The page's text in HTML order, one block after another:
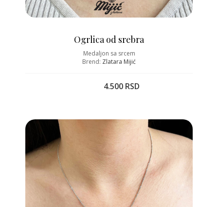
Ogrlica od srebra
Medaljon sa srcem
Brend: Zlatara Mijić
4.500 RSD